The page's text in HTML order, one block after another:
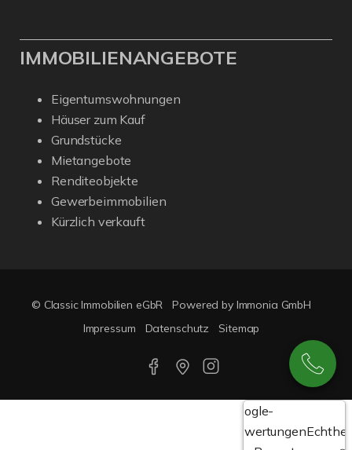
IMMOBILIENANGEBOTE
Eigentumswohnungen
Häuser zum Kauf
Grundstücke
Mietangebote
Renditeobjekte
Gewerbeimmobilien
Kürzlich verkauft
© Classic Immobilien eGbR
Powered by Immonia GmbH
Impressum
Datenschutz Sitemap
Google-
Bewertungen